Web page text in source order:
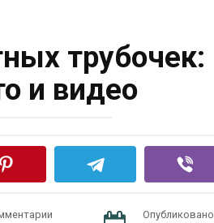
трубочек:
и видео
Опубликовано